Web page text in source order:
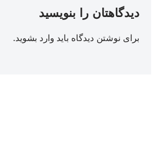
دیدگاهتان را بنویسید
برای نوشتن دیدگاه باید وارد بشوید.